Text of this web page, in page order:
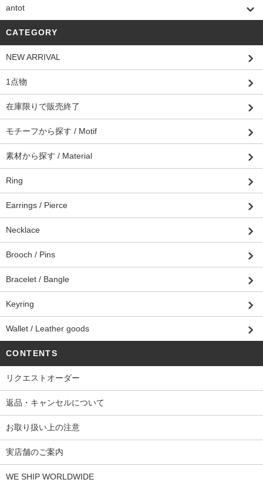
antot
CATEGORY
NEW ARRIVAL
1点物
在庫限りで販売終了
モチーフから探す / Motif
素材から探す / Material
Ring
Earrings / Pierce
Necklace
Brooch / Pins
Bracelet / Bangle
Keyring
Wallet / Leather goods
CONTENTS
リクエストオーダー
返品・キャンセルについて
お取り扱い上の注意
実店舗のご案内
WE SHIP WORLDWIDE